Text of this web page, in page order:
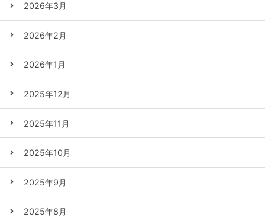
2026年3月
2026年2月
2026年1月
2025年12月
2025年11月
2025年10月
2025年9月
2025年8月